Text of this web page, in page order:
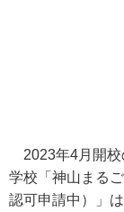
2023年4月開校
学校「神山まる
認可申請中）」